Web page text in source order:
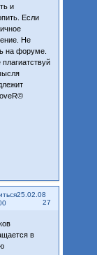
и
Если
Не
на форуме.
27
25.02.08
в